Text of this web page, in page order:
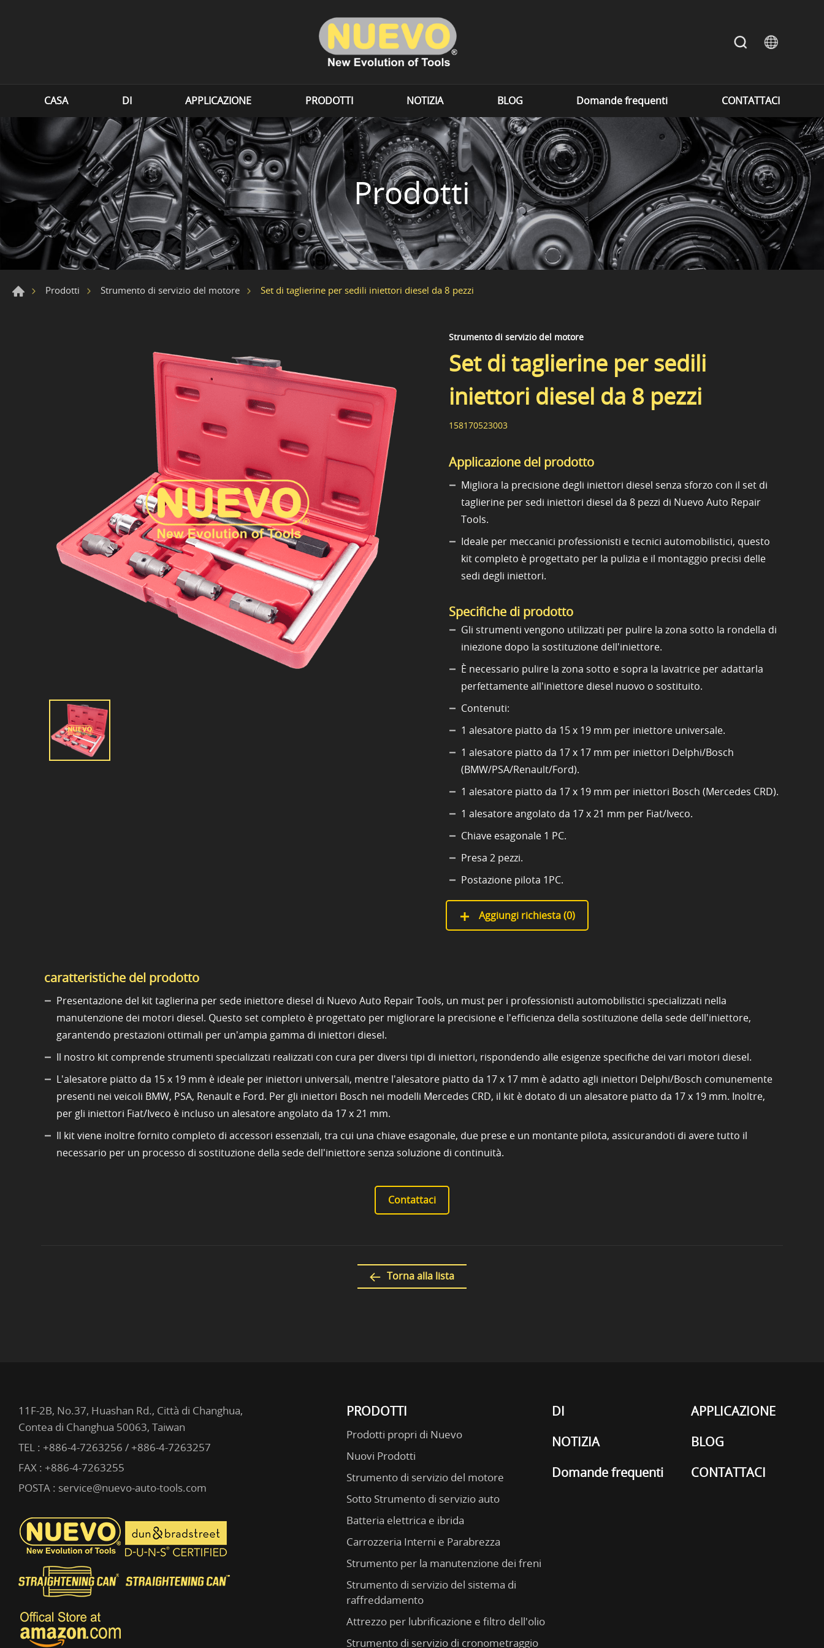
CASA DI APPLICAZIONE PRODOTTI NOTIZIA BLOG Domande frequenti CONTATTACI
Prodotti
Prodotti Strumento di servizio del motore Set di taglierine per sedili iniettori diesel da 8 pezzi
Strumento di servizio del motore
Set di taglierine per sedili
iniettori diesel da 8 pezzi
158170523003
Applicazione del prodotto
Migliora la precisione degli iniettori diesel senza sforzo con il set di
taglierine per sedi iniettori diesel da 8 pezzi di Nuevo Auto Repair
Tools.
Ideale per meccanici professionisti e tecnici automobilistici, questo
kit completo è progettato per la pulizia e il montaggio precisi delle
sedi degli iniettori.
Specifiche di prodotto
Gli strumenti vengono utilizzati per pulire la zona sotto la rondella di
iniezione dopo la sostituzione dell'iniettore.
È necessario pulire la zona sotto e sopra la lavatrice per adattarla
perfettamente all'iniettore diesel nuovo o sostituito.
Contenuti:
1 alesatore piatto da 15 x 19 mm per iniettore universale.
1 alesatore piatto da 17 x 17 mm per iniettori Delphi/Bosch
(BMW/PSA/Renault/Ford).
1 alesatore piatto da 17 x 19 mm per iniettori Bosch (Mercedes CRD).
1 alesatore angolato da 17 x 21 mm per Fiat/Iveco.
Chiave esagonale 1 PC.
Presa 2 pezzi.
Postazione pilota 1PC.
Aggiungi richiesta (0)
caratteristiche del prodotto
Presentazione del kit taglierina per sede iniettore diesel di Nuevo Auto Repair Tools, un must per i professionisti automobilistici specializzati nella
manutenzione dei motori diesel. Questo set completo è progettato per migliorare la precisione e l'efficienza della sostituzione della sede dell'iniettore,
garantendo prestazioni ottimali per un'ampia gamma di iniettori diesel.
Il nostro kit comprende strumenti specializzati realizzati con cura per diversi tipi di iniettori, rispondendo alle esigenze specifiche dei vari motori diesel.
L'alesatore piatto da 15 x 19 mm è ideale per iniettori universali, mentre l'alesatore piatto da 17 x 17 mm è adatto agli iniettori Delphi/Bosch comunemente
presenti nei veicoli BMW, PSA, Renault e Ford. Per gli iniettori Bosch nei modelli Mercedes CRD, il kit è dotato di un alesatore piatto da 17 x 19 mm. Inoltre,
per gli iniettori Fiat/Iveco è incluso un alesatore angolato da 17 x 21 mm.
Il kit viene inoltre fornito completo di accessori essenziali, tra cui una chiave esagonale, due prese e un montante pilota, assicurandoti di avere tutto il
necessario per un processo di sostituzione della sede dell'iniettore senza soluzione di continuità.
Contattaci
Torna alla lista
PRODOTTI
Prodotti propri di Nuevo
Nuovi Prodotti
Strumento di servizio del motore
Sotto Strumento di servizio auto
Batteria elettrica e ibrida
Carrozzeria Interni e Parabrezza
Strumento per la manutenzione dei freni
Strumento di servizio del sistema di
raffreddamento
Attrezzo per lubrificazione e filtro dell'olio
Strumento di servizio di cronometraggio
DI
APPLICAZIONE
NOTIZIA
BLOG
Domande frequenti
CONTATTACI
11F-2B, No.37, Huashan Rd., Città di Changhua,
Contea di Changhua 50063, Taiwan
TEL : +886-4-7263256 / +886-4-7263257
FAX : +886-4-7263255
POSTA : service@nuevo-auto-tools.com